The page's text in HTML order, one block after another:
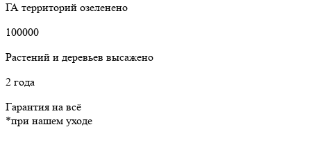
ГА территорий озеленено
100000
Растений и деревьев высажено
2 года
Гарантия на всё
*при нашем уходе